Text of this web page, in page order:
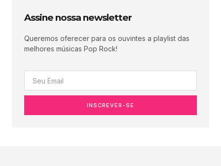
Assine nossa newsletter
Queremos oferecer para os ouvintes a playlist das
melhores músicas Pop Rock!
INSCREVER-SE